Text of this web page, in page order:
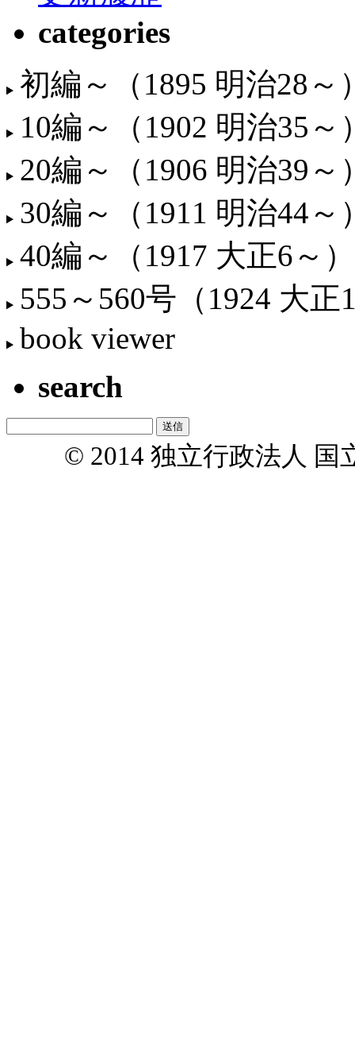
categories
初編～（1895 明治28～
10編～（1902 明治35～
20編～（1906 明治39～
30編～（1911 明治44～
40編～（1917 大正6～）
555～560号（1924 大正
book viewer
search
© 2014 独立行政法人 国